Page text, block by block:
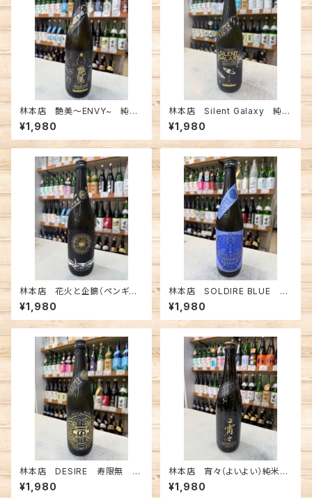
林本店 艶美〜ENVY~ 純米
大吟醸無濾過生原酒 720ml
¥1,980
林本店 Silent Galaxy 純米
大吟醸 無濾過生原酒 720m
l¥1,980
林本店 花火と企鵝（ペンギン）
純米大吟醸無濾過生原酒 72
0ml
¥1,980
林本店 SOLDIRE BLUE 純
米大吟醸無濾過生原酒 720m
l¥1,980
林本店 DESIRE 寿限無 純
米大吟醸無濾過生原酒 720m
l¥1,980
林本店 宵々（よいよい）純米大
吟醸 無濾過生原酒 720ml
¥1,980